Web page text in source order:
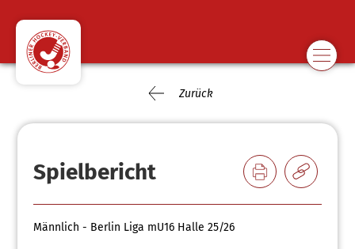
Zurück
Spielbericht
Männlich - Berlin Liga mU16 Halle 25/26